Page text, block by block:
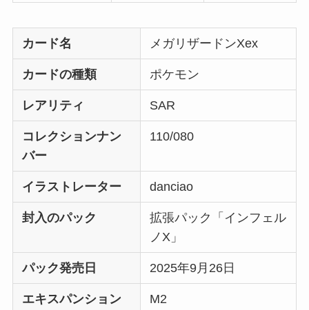
カード名 メガリザードンXex
カードの種類 ポケモン
レアリティ SAR
コレクションナン
バー
110/080
イラストレーター danciao
封入のパック
拡張パック「インフェル
ノX」
パック発売日 2025年9月26日
エキスパンション
M2